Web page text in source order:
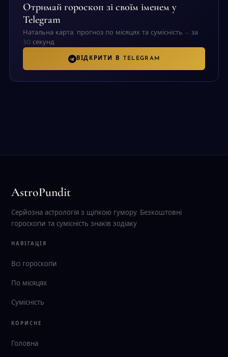
Отримай гороскоп зі своїм іменем у
Telegram
Натальна карта, прогноз по місяцях та сумісність — за
30 секунд.
ВІДКРИТИ В TELEGRAM
AstroPundit
Серйозна астрологія з щіпкою гумору. Безкоштовні
гороскопи та сумісність знаків зодіаку.
НАВІГАЦІЯ
Всі гороскопи
По місяцях
Сумісність
КОРИСНЕ
Головна